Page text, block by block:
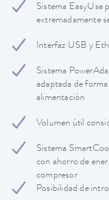
Sistema EasyUse
extremadamente
Interfaz USB y
Sistema
adaptada de
alimentación
Volumen útil
Sistema
con ahorro de
compresor
Posibilidad de